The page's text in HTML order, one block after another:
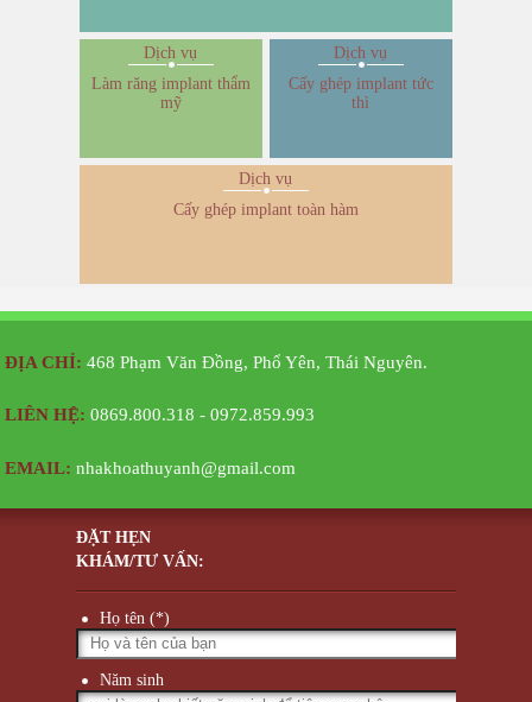
Làm răng implant thẩm
mỹ
Cấy ghép implant tức
thì
Dịch vụ
Cấy ghép implant toàn hàm
ĐẶT HẸN
KHÁM/TƯ VẤN:
Họ tên (*)
Năm sinh